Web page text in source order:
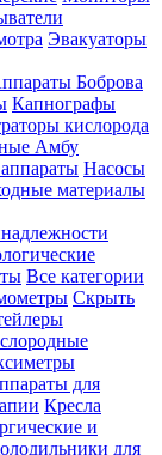
Эвакуаторы
Боброва
Капнографы
кислорода
Амбу
Насосы
материалы
Все категории
Скрыть
для
Кресла
и
для